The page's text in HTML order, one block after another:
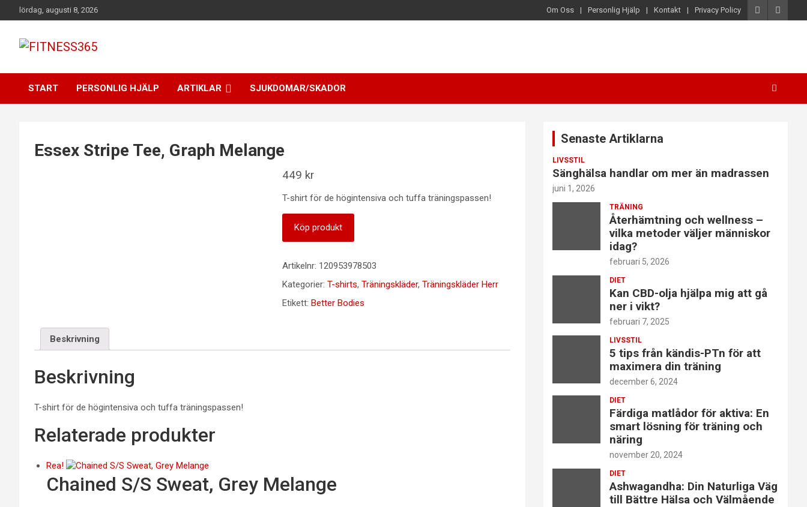
Hoppa
till
lördag, augusti 8, 2026 Om Oss Personlig Hjälp Kontakt Privacy Policy
FITNESS365
START PERSONLIG HJÄLP ARTIKLAR SJUKDOMAR/SKADOR
Essex Stripe Tee, Graph Melange
449 kr
T-shirt för de högintensiva och tuffa träningspassen!
Köp produkt
Artikelnr: 120953978503
Kategorier: T-shirts, Träningskläder, Träningskläder Herr
Etikett: Better Bodies
Beskrivning
Beskrivning
T-shirt för de högintensiva och tuffa träningspassen!
Relaterade produkter
Rea!
Chained S/S Sweat, Grey Melange
Senaste Artiklarna
LIVSSTIL
Sänghälsa handlar om mer än madrassen
juni 1, 2026
TRÄNING
Återhämtning och wellness –
vilka metoder väljer människor
idag?
februari 5, 2026
DIET
Kan CBD-olja hjälpa mig att gå
ner i vikt?
februari 7, 2025
LIVSSTIL
5 tips från kändis-PTn för att
maximera din träning
december 6, 2024
DIET
Färdiga matlådor för aktiva: En
smart lösning för träning och
näring
november 20, 2024
DIET
Ashwagandha: Din Naturliga Väg
till Bättre Hälsa och Välmående